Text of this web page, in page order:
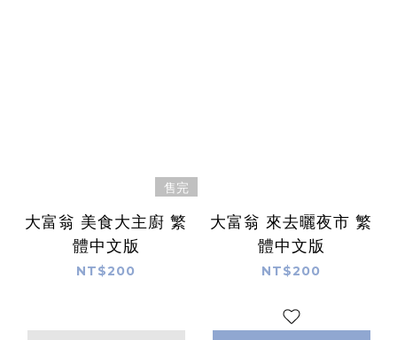
售完
大富翁 美食大主廚 繁
體中文版
NT$200
大富翁 來去曬夜市 繁
體中文版
NT$200